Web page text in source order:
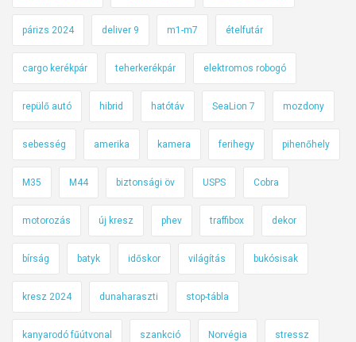
párizs 2024 deliver 9 m1-m7 ételfutár
cargo kerékpár teherkerékpár elektromos robogó
repülő autó hibrid hatótáv SeaLion 7 mozdony
sebesség amerika kamera ferihegy pihenőhely
M35 M44 biztonsági öv USPS Cobra
motorozás új kresz phev traffibox dekor
bírság batyk időskor világítás bukósisak
kresz 2024 dunaharaszti stop-tábla
kanyarodó fűútvonal szankció Norvégia stressz